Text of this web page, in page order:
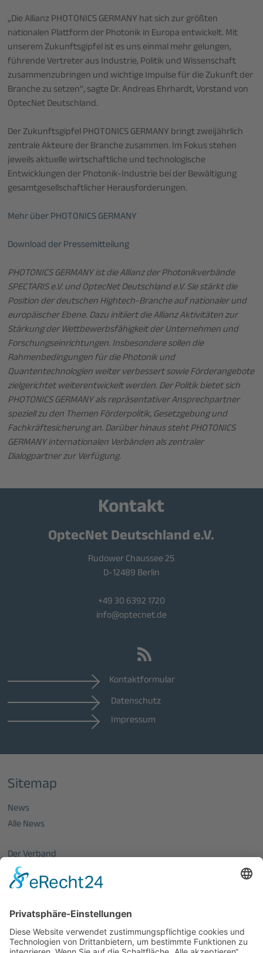
„Die Allianz PHOTONICS GERMANY hat sich zur größten
nationalen Plattform der Photonik in Europa entwickelt. Mit
unserem Zukunftsgipfel ist es uns einmal mehr gelungen,
führende Vertreter aus Industrie, Politik und Wissenschaft
zusammenzubringen und wichtige Impulse für die Zukunft der
Branche zu setzen“, sagte Dr. Andreas Ehrhardt, Vorstand von
OptecNet Deutschland.
Der Zukunftsgipfel PHOTONICS GERMANY bringt zweijährlich
zentrale Akteure der Branche zusammen. Im Fokus stehen
jeweils aktuelle wirtschaftliche und technologische
Entwicklungen der Photonik-Industrie bei der Bewältigung
gesamtgesellschaftlicher Herausforderungen.
Mehr über PHOTONICS GERMANY
Download der Pressemitteilung
PHOTONICS GERMANY ist die Allianz der Photonikverbände
SPECTARIS e.V. und OptecNet Deutschland e.V. Sie stärkt die
Position der deutschen Hightech-Branche auf nationaler und
europäischer Ebene. Dazu initiiert die Allianz Aktivitäten zur
Stärkung der Wettbewerbsfähigkeit der Unternehmen und
Forschungseinrichtungen. Insbesondere sollen die
Rahmenbedingungen für die Photonik und
Quantentechnologien weiter verbessert sowie Förderangebote
zielgerichtet weiterentwickelt werden. Der Politik bietet sich
PHOTONICS GERMANY als repräsentativer Ansprechpartner
speziell zu den Themen Förderpolitik, Gesetzgebung und
Fachkräftesicherung an. Darüber hinaus steht PHOTONICS
GERMANY internationalen Verbänden als zentraler
Dialogpartner zur Verfügung.
Kontakt
OptecNet Deutschland e.V.
Rudower Chaussee 25
D-12489 Berlin
+49 30 6392 1720
info@optecnet.de
Kontaktformular
Datenschutz
Impressum
Sitemap
News
Alle News
Der Verband
Über uns
Mitglieder vom OptecNet
Mitglied werden
PHOTONICS GERMANY